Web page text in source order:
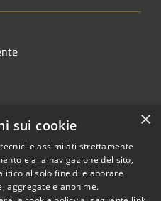
Copyright © 2026 • Comune di
×
sui cookie
e assimilati strettamente
e alla navigazione del sito,
al solo fine di elaborare
aggregate e anonime.